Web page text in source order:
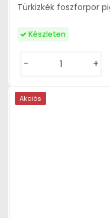
Türkizkék foszforpor
Készleten
- +
Akciós